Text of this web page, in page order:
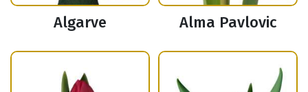
Algarve Alma Pavlovic